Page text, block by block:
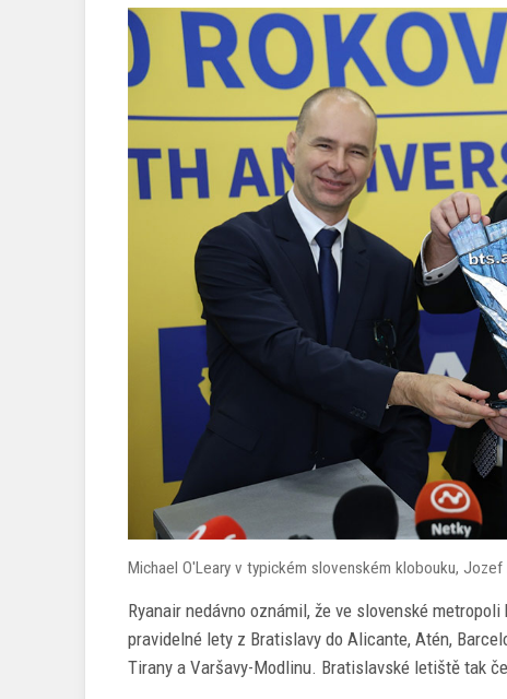
Michael O'Leary v typickém slovenském klobouku,
Ryanair nedávno oznámil, že ve slovenské
pravidelné lety z Bratislavy do Alicante, Atén,
Tirany a Varšavy-Modlinu. Bratislavské letiště tak